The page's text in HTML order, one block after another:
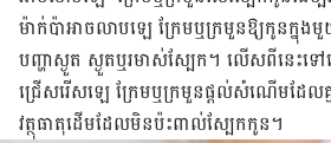
ម៉ាក់ប៉ាអាចលាបឡេ ក្រែមឬក្រមួនឱ្យកូនក្នុងមួ
បញ្ហាស្ងួត ស្ងួតឬរមាស់ស្បែក។ លើសពីនេះទ
ជ្រើសរើស​ឡេ ក្រែមឬក្រមួនផ្តល់សំណើមដែល
វត្ថុធាតុដើម​ដែលមិន​ប៉ះពាល់​ស្បែកកូន។